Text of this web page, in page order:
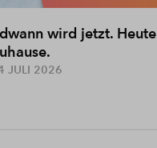
wird jetzt.
JULI 2026